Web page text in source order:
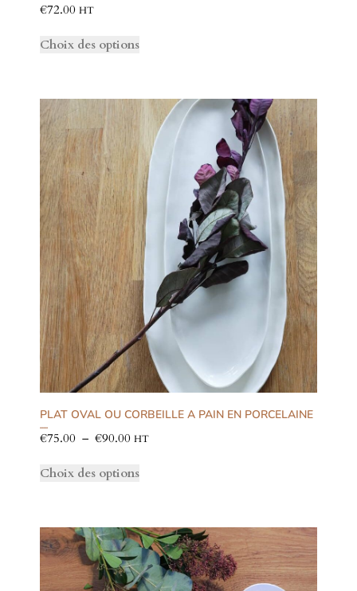
€72.00 HT
Choix des options
PLAT OVAL OU CORBEILLE A PAIN EN PORCELAINE
€75.00 – €90.00 HT
Choix des options